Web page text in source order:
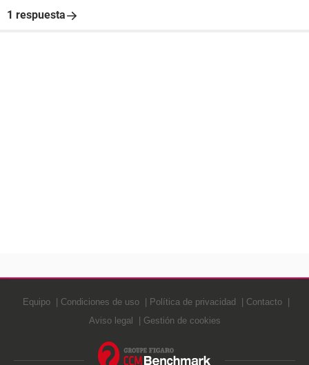
1 respuesta
Equipo Condiciones de uso Política de privacidad
Contacto
Aviso legal
Gestión de cookies